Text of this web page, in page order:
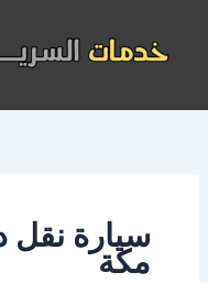
المحتوى
سيارة
مكة